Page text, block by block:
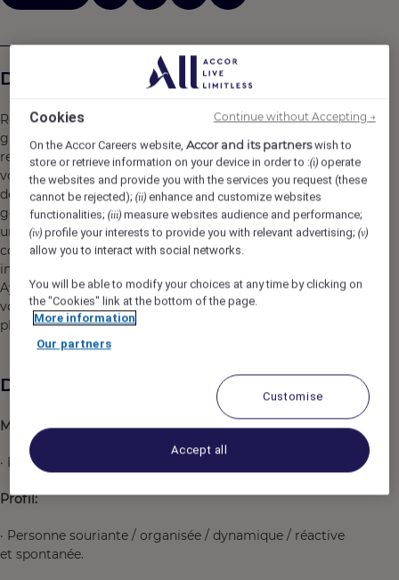
Description de l'entreprise
Rejoignez un hôtel membre du réseau Accor, dont le
groupe réunit plus de 45 marques, 5 500 hôtels, 10 000
restaurants et destinations lifestyle. Ici, nous croyons en
vous et en ce que vous apportez. Les opportunités de
développement et d'évolution sont nombreuses. Chaque
geste, chaque sourire, chaque action, contribuent à créer
un impact positif et mémorable pour nos clients, nos
collègues et aussi pour notre planète. Ensemble, nous
incarnons la vision de l’hospitalité responsable.
Ayez l’opportunité de devenir un Heartist®, et laissez
votre coeur vous guider dans ce monde où la vie bat
plus fort.
Description du poste
Missions:
· Préparation de la mise en place et réassort du buffet.
Profil:
· Personne souriante / organisée / dynamique / réactive
et spontanée.
Cookies
On the Accor Careers website,Accor and its partnerswish to
store or retrieve information on your device in order to :(i) operate
the websites and provide you with the services you request (these
cannot be rejected);(ii) enhance and customize websites
functionalities;(iii) measure websites audience and performance;
(iv) profile your interests to provide you with relevant advertising;(v)
allow you to interact with social networks.
You will be able to modify your choices at any time by clicking on
the "Cookies" link at the bottom of the page.
More information
Our partners
Customise
Accept all
Continue without Accepting →